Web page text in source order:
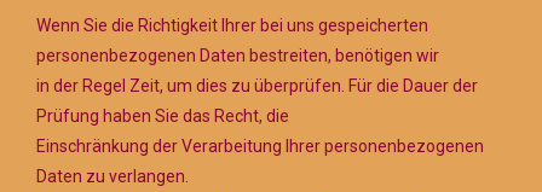
Wenn Sie die Richtigkeit Ihrer bei uns gespeicherten
personenbezogenen Daten bestreiten, benötigen wir
in der Regel Zeit, um dies zu überprüfen. Für die Dauer der
Prüfung haben Sie das Recht, die
Einschränkung der Verarbeitung Ihrer personenbezogenen
Daten zu verlangen.